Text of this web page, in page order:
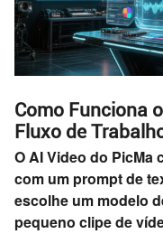
Como Funciona
Fluxo de
O AI Video do PicMa
com um prompt de
escolhe um modelo
pequeno clipe de